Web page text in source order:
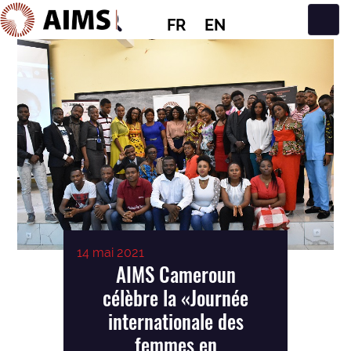
FR EN
Navigation principale
14 mai 2021
AIMS Cameroun
célèbre la «Journée
internationale des
femmes en